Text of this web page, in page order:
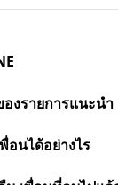
งรายการแนะนำ
นได้อย่างไร